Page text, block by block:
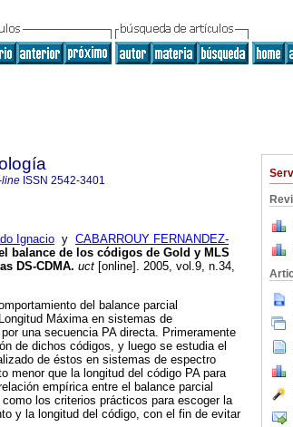
line ISSN 2542-3401
Ignacio y CABARROUY FERNANDEZ-
balance de los códigos de Gold y MLS
DS-CDMA. uct [online]. 2005, vol.9, n.34,
del balance parcial
Máxima en sistemas de
una secuencia PA directa. Primeramente
de dichos códigos, y luego se estudia el
de éstos en sistemas de espectro
menor que la longitud del código PA para
empírica entre el balance parcial
los criterios prácticos para escoger la
y la longitud del código, con el fin de evitar